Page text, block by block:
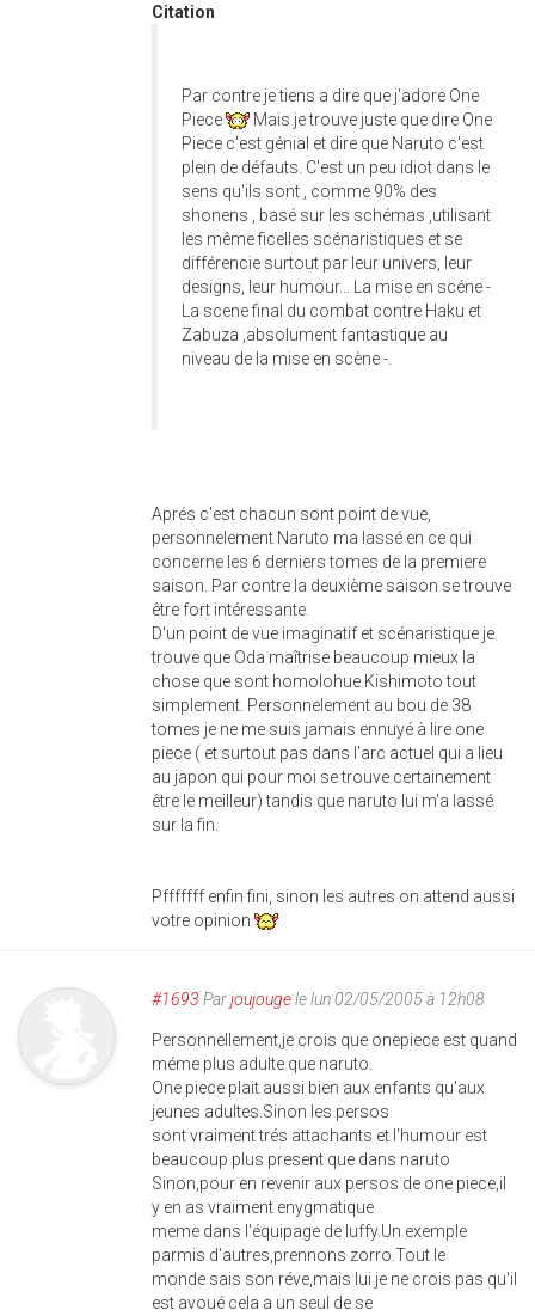
Citation
Par contre je tiens a dire que j'adore One
Piece
Mais je trouve juste que dire One
Piece c'est génial et dire que Naruto c'est
plein de défauts. C'est un peu idiot dans le
sens qu'ils sont , comme 90% des
shonens , basé sur les schémas ,utilisant
les même ficelles scénaristiques et se
différencie surtout par leur univers, leur
designs, leur humour... La mise en scéne -
La scene final du combat contre Haku et
Zabuza ,absolument fantastique au
niveau de la mise en scène -.
Aprés c'est chacun sont point de vue,
personnelement Naruto ma lassé en ce qui
concerne les 6 derniers tomes de la premiere
saison. Par contre la deuxième saison se trouve
être fort intéressante.
D'un point de vue imaginatif et scénaristique je
trouve que Oda maîtrise beaucoup mieux la
chose que sont homolohue Kishimoto tout
simplement. Personnelement au bou de 38
tomes je ne me suis jamais ennuyé à lire one
piece ( et surtout pas dans l'arc actuel qui a lieu
au japon qui pour moi se trouve certainement
être le meilleur) tandis que naruto lui m'a lassé
sur la fin.
Pfffffff enfin fini, sinon les autres on attend aussi
votre opinion
#1693 Parjoujougele lun 02/05/2005 à 12h08
Personnellement,je crois que onepiece est quand
méme plus adulte que naruto.
One piece plait aussi bien aux enfants qu'aux
jeunes adultes.Sinon les persos
sont vraiment trés attachants et l'humour est
beaucoup plus present que dans naruto
Sinon,pour en revenir aux persos de one piece,il
y en as vraiment enygmatique
meme dans l'équipage de luffy.Un exemple
parmis d'autres,prennons zorro.Tout le
monde sais son réve,mais lui je ne crois pas qu'il
est avoué cela a un seul de se